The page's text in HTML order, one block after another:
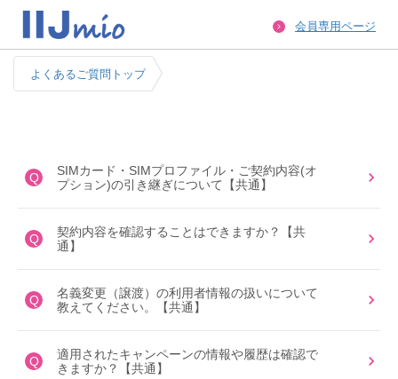
会員専用ページ
よくあるご質問トップ
Q
SIMカード・SIMプロファイル・ご契約内容(オ
プション)の引き継ぎについて【共通】
Q
契約内容を確認することはできますか？【共
通】
Q
名義変更（譲渡）の利用者情報の扱いについて
教えてください。【共通】
Q
適用されたキャンペーンの情報や履歴は確認で
きますか？【共通】